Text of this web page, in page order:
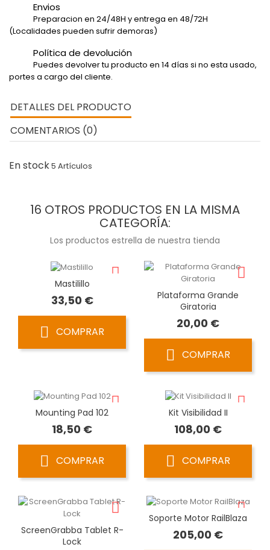
Envios
Preparacion en 24/48H y entrega en 48/72H
(Localidades pueden sufrir demoras)
Política de devolución
Puedes devolver tu producto en 14 días si no esta usado,
portes a cargo del cliente.
DETALLES DEL PRODUCTO
COMENTARIOS (0)
En stock5 Artículos
16 OTROS PRODUCTOS EN LA MISMA
CATEGORÍA:
Los productos estrella de nuestra tienda
Mastilillo
33,50 €Precio
COMPRAR
Plataforma Grande
Giratoria
20,00 €Precio
COMPRAR
Mounting Pad 102
18,50 €Precio
COMPRAR
Kit Visibilidad II
108,00 €Precio
COMPRAR
ScreenGrabba Tablet R-
Lock
Soporte Motor RailBlaza
205,00 €Precio